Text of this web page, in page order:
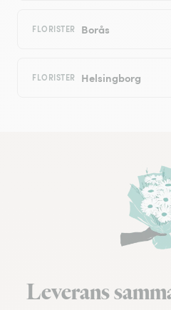
FLORISTER Borås
FLORISTER Helsingborg
Leverans